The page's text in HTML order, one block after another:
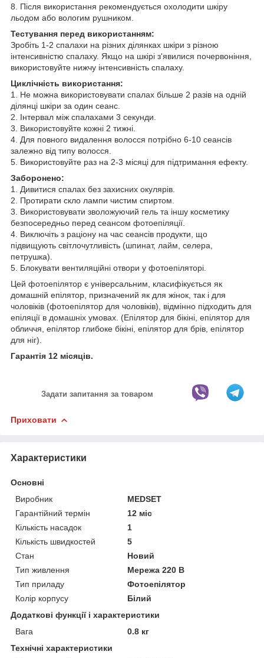
8. Після використання рекомендується охолодити шкіру
льодом або вологим рушником.
Тестування перед використанням:
Зробіть 1-2 спалахи на різних ділянках шкіри з різною
інтенсивністю спалаху. Якщо на шкірі з'явилися почервоніння,
використовуйте нижчу інтенсивність спалаху.
Циклічність використання:
1. Не можна використовувати спалах більше 2 разів на одній
ділянці шкіри за один сеанс.
2. Інтервал між спалахами 3 секунди.
3. Використовуйте кожні 2 тижні.
4. Для повного видалення волосся потрібно 6-10 сеансів
залежно від типу волосся.
5. Використовуйте раз на 2-3 місяці для підтримання ефекту.
Заборонено:
1. Дивитися спалах без захисних окулярів.
2. Протирати скло лампи чистим спиртом.
3. Використовувати зволожуючий гель та іншу косметику
безпосередньо перед сеансом фотоепіляції.
4. Виключіть з раціону на час сеансів продукти, що
підвищують світлочутливість (шпинат, лайм, селера,
петрушка).
5. Блокувати вентиляційні отвори у фотоепіляторі.
Цей фотоепілятор є універсальним, класифікується як
домашній епілятор, призначений як для жінок, так і для
чоловіків (фотоепілятор для чоловіків), відмінно підходить для
епіляції в домашніх умовах. (Епілятор для бікіні, епілятор для
обличчя, епілятор глибоке бікіні, епілятор для брів, епілятор
для ніг).
Гарантія 12 місяців.
Задати запитання за товаром
Приховати
Характеристики
Основні
Виробник
MEDSET
Гарантійний термін
12 міс
Кількість насадок
1
Кількість швидкостей
5
Стан
Новий
Тип живлення
Мережа 220 В
Тип приладу
Фотоепілятор
Колір корпусу
Білий
Додаткові функції і характеристики
Вага
0.8 кг
Технічні характеристики